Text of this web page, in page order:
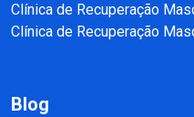
Clínica de Recuperação
Clínica de Recuperação
Blog